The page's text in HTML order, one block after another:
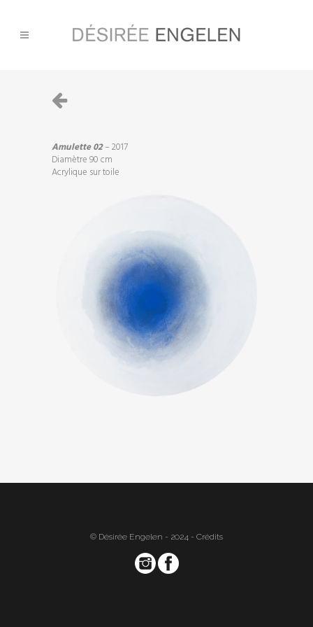
Amulette 02– 2017
Diamètre 90 cm
Acrylique sur toile
© Désirée Engelen - 2024 - Crédits